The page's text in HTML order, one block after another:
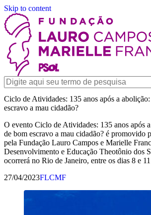
Skip to content
Ciclo de Atividades: 135 anos após a
escravo a mau cidadão?
O evento Ciclo de Atividades: 135 anos após
de bom escravo a mau cidadão? é promovido
pela Fundação Lauro Campos e Marielle
Desenvolvimento e Educação Theotônio dos
ocorrerá no Rio de Janeiro, entre os dias 8 e
27/04/2023FLCMF